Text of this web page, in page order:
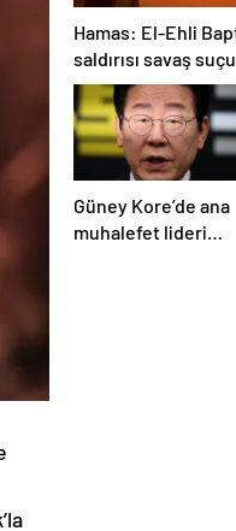
Hamas: El-Ehli
saldırısı savaş
Güney Kore’de ana
muhalefet lideri